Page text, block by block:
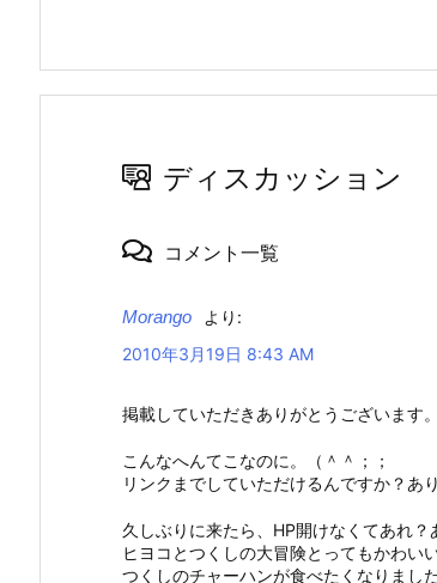
ディスカッション
コメント一覧
Morango
より:
2010年3月19日 8:43 AM
掲載していただきありがとうございます。
こんなへんてこなのに。（＾＾；；
リンクまでしていただけるんですか？あ
久しぶりに来たら、HP開けなくてあれ
ヒヨコとつくしの大冒険とってもかわいい
つくしのチャーハンが食べたくなりまし